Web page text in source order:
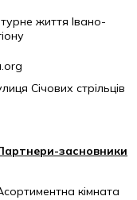
життя Івано-
Січових стрільців
засновники
кімната